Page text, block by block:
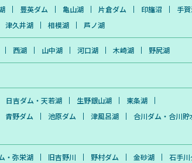
豊英ダム 亀山湖 片倉ダム 印旛沼
手
津久井湖 相模湖 芦ノ湖
西湖 山中湖 河口湖 木崎湖 野尻湖
日吉ダム・天若湖 生野銀山湖
東条湖
青野ダム 池原ダム 津風呂湖
合川ダム・合川貯
・弥栄湖 旧吉野川 野村ダム 金砂湖 石手川